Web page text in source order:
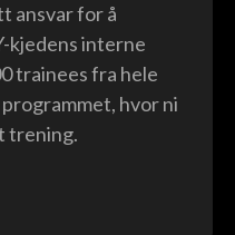
ansvar for å
kjedens interne
trainees fra hele
hvor ni
trening.